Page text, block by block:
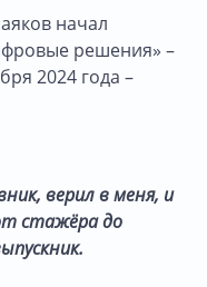
начал
решения» –
2024 года –
верил в меня, и
стажёра до